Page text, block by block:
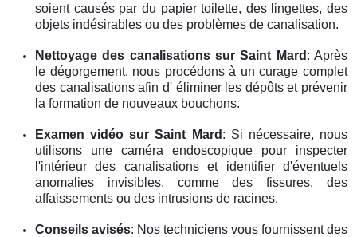
soient causés par du papier toilette, des lingettes, des
objets indésirables ou des problèmes de canalisation.
Nettoyage des canalisations sur Saint Mard : Après
le dégorgement, nous procédons à un curage complet
des canalisations afin d' éliminer les dépôts et prévenir
la formation de nouveaux bouchons.
Examen vidéosur Saint Mard : Si nécessaire, nous
utilisons une caméra endoscopique pour inspecter
l'intérieur des canalisations et identifier d'éventuels
anomalies invisibles, comme des fissures, des
affaissements ou des intrusions de racines.
Conseils avisés: Nos techniciens vous fournissent des